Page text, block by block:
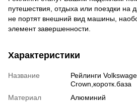
путешествия, отдыха или поездки на
не портят внешний вид машины,
элемент завершенности.
Характеристики
Название
Рейлинги
Crown,коротк.база
Материал
Алюминий